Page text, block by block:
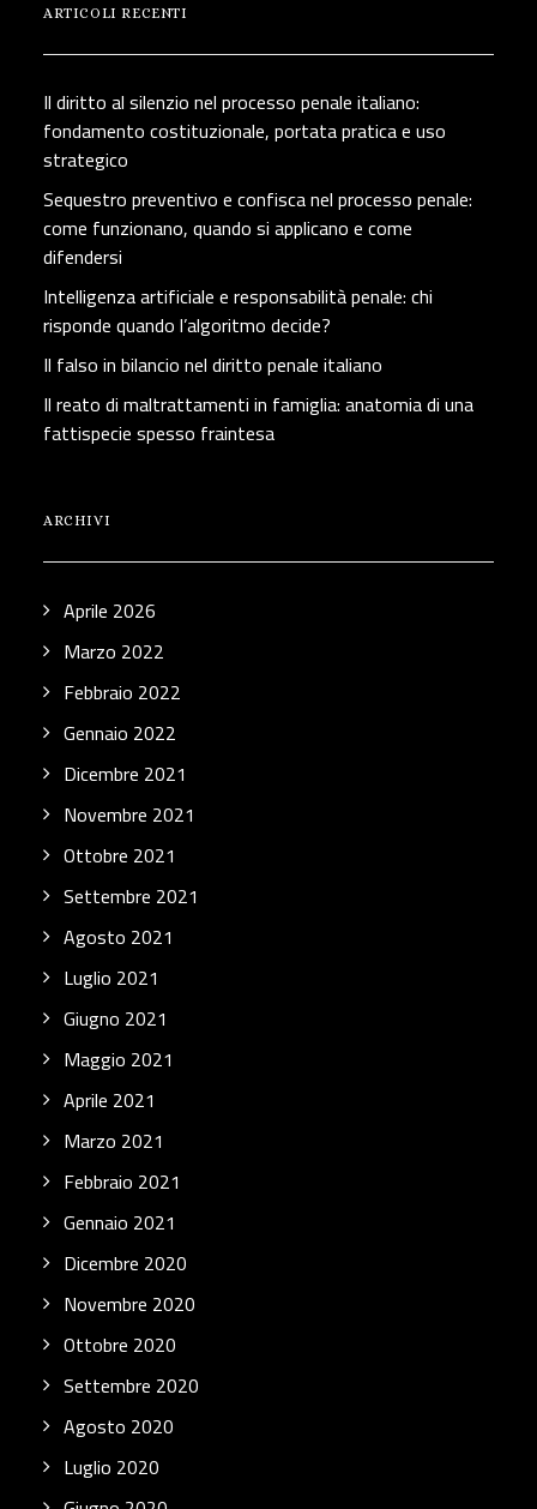
ARTICOLI RECENTI
Il diritto al silenzio nel processo penale italiano:
fondamento costituzionale, portata pratica e uso
strategico
Sequestro preventivo e confisca nel processo penale:
come funzionano, quando si applicano e come
difendersi
Intelligenza artificiale e responsabilità penale: chi
risponde quando l’algoritmo decide?
Il falso in bilancio nel diritto penale italiano
Il reato di maltrattamenti in famiglia: anatomia di una
fattispecie spesso fraintesa
ARCHIVI
Aprile 2026
Marzo 2022
Febbraio 2022
Gennaio 2022
Dicembre 2021
Novembre 2021
Ottobre 2021
Settembre 2021
Agosto 2021
Luglio 2021
Giugno 2021
Maggio 2021
Aprile 2021
Marzo 2021
Febbraio 2021
Gennaio 2021
Dicembre 2020
Novembre 2020
Ottobre 2020
Settembre 2020
Agosto 2020
Luglio 2020